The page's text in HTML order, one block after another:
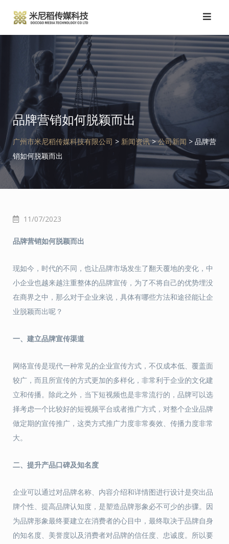
到
品牌营销如何脱颖而出
广州市米尼稻传媒科技有限公司 > 新闻资讯>公司新闻 > 品牌营
销如何脱颖而出
11/07/2023
品牌营销如何脱颖而出
现如今，时代的不同，也让品牌市场发生了翻天覆地的变化，中
小企业也越来越注重整体的品牌宣传，为了不将自己的优势埋没
在商界之中，那么对于企业来说，具体有哪些方法和途径能让企
业脱颖而出呢？
一、建立品牌宣传渠道
网络宣传是现代一种常见的企业宣传方式，不仅成本低、覆盖面
较广，而且所宣传的方式更加的多样化，非常利于企业的文化建
立和传播。除此之外，当下短视频也是非常流行的，品牌可以选
择考虑一个比较好的短视频平台或者推广方式，对整个企业品牌
做定期的宣传推广，这类方式推广力度非常奏效、传播力度非常
大。
二、提升产品口碑及知名度
企业可以通过对品牌名称、内容介绍和详情图进行设计是突出品
牌个性、提高品牌认知度，是塑造品牌形象必不可少的步骤。因
为品牌形象最终要建立在消费者的心目中，最终取决于品牌自身
的知名度、美誉度以及消费者对品牌的信任度、忠诚度。所以要